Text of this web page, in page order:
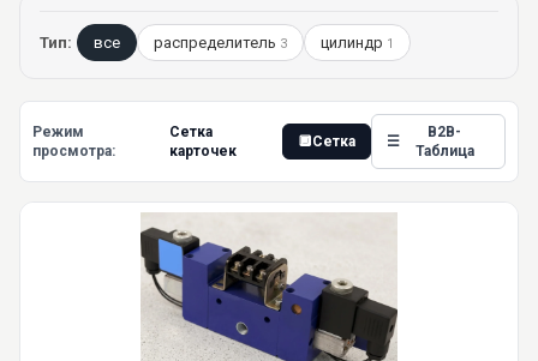
Тип: все распределитель 3 цилиндр 1
Режим
просмотра:
Сетка
карточек
🔲Сетка ☰
B2B-
Таблица